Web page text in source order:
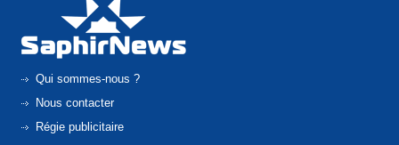
Qui sommes-nous ?
Nous contacter
Régie publicitaire